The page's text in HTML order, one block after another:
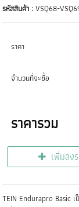
รหัสสินค้า :VSQ68-
ราคา
จำนวนที่จะซื้อ
ราคารวม
เพิ่มลง
TEIN Endurapro Basic